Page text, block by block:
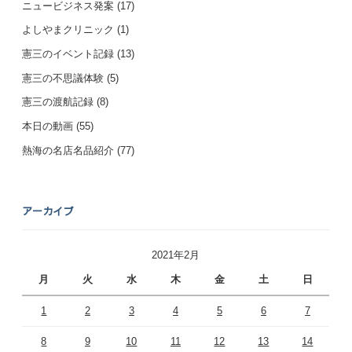
ニュービジネス発案 (17)
よしやまクリニック (1)
憲三のイベント記録 (13)
憲三の不思議体験 (5)
憲三の渡航記録 (8)
本日の動画 (55)
熱海の名店名品紹介 (77)
アーカイブ
2021年2月
月 火 水 木 金 土 日
1 2 3 4 5 6 7
8 9 10 11 12 13 14